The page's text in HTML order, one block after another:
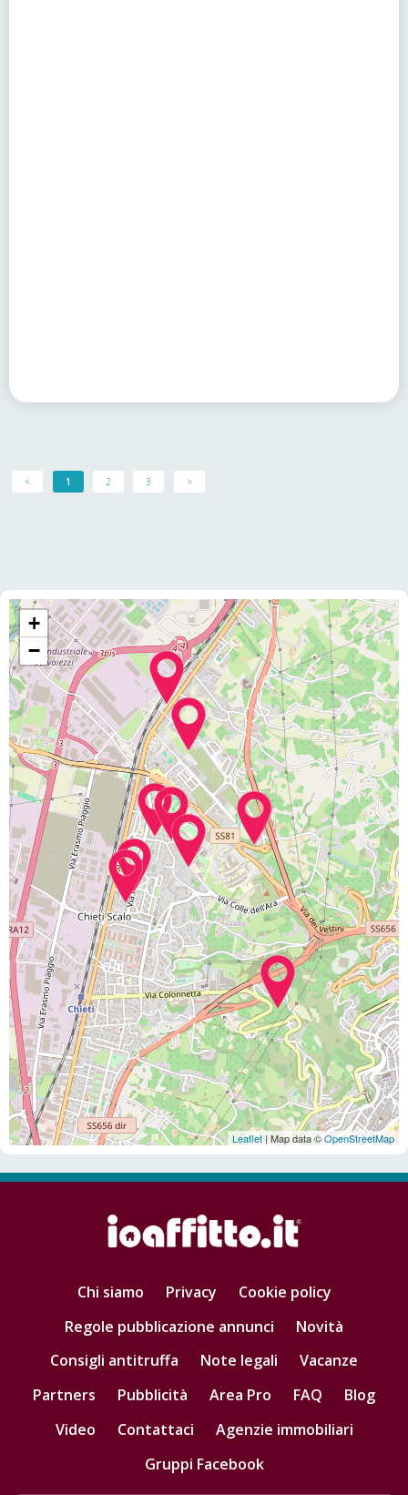
< 1 2 3 >
+
−
Leaflet | Map data ©OpenStreetMap
Chi siamo Privacy
Cookie policy
Regole pubblicazione annunci
Novità
Consigli antitruffa
Note legali
Vacanze
Partners
Pubblicità Area Pro FAQ
Blog
Video
Contattaci
Agenzie immobiliari
Gruppi Facebook